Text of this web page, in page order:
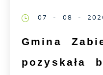
07 - 08 -
Gmina
pozyskała